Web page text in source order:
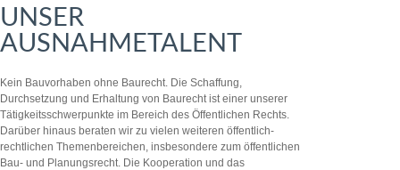
UNSER
AUSNAHMETALENT
Kein Bauvorhaben ohne Baurecht. Die Schaffung,
Durchsetzung und Erhaltung von Baurecht ist einer unserer
Tätigkeitsschwerpunkte im Bereich des Öffentlichen Rechts.
Darüber hinaus beraten wir zu vielen weiteren öffentlich-
rechtlichen Themenbereichen, insbesondere zum öffentlichen
Bau- und Planungsrecht. Die Kooperation und das